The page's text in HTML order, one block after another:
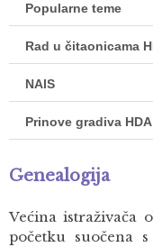
Popularne teme
Rad u čitaonicama
NAIS
Prinove gradiva HDA
Genealogija
Većina istraživača
početku suočena